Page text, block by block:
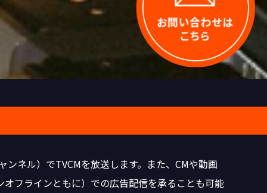
ネル）でTVCMを放送します。また、CMや動画
フラインともに）での広告配信を承ることも可能